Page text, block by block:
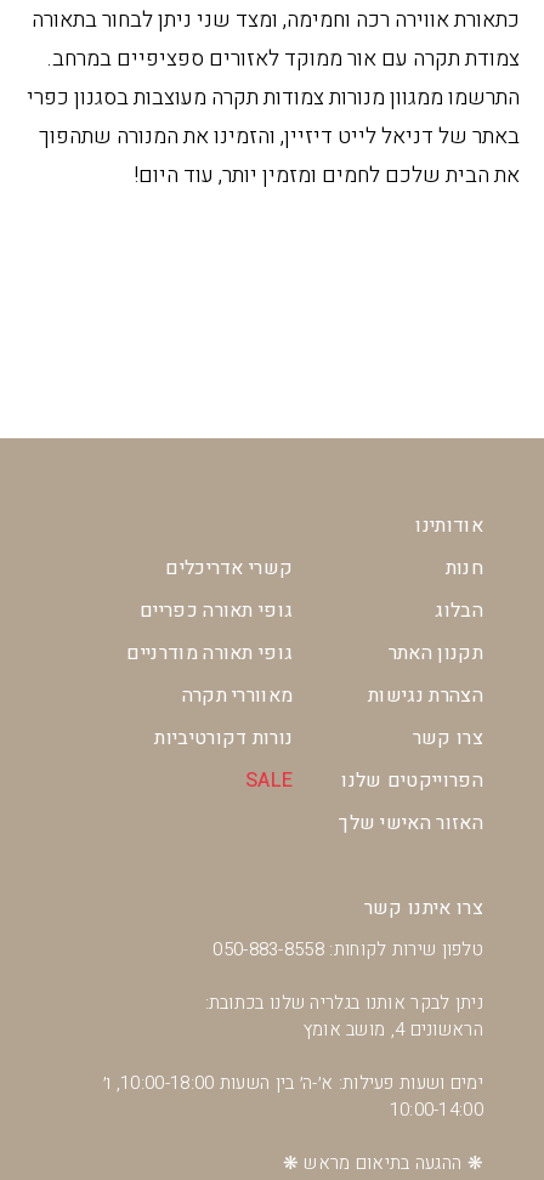
כתאורת אווירה רכה וחמימה, ומצד שני ניתן לבחור בתאורה
צמודת תקרה עם אור ממוקד לאזורים ספציפיים במרחב.
התרשמו ממגוון מנורות צמודות תקרה מעוצבות בסגנון כפרי
באתר של דניאל לייט דיזיין, והזמינו את המנורה שתהפוך
את הבית שלכם לחמים ומזמין יותר, עוד היום!
אודותינו
חנות
הבלוג
תקנון האתר
הצהרת נגישות
צרו קשר
הפרוייקטים שלנו
האזור האישי שלך
קשרי אדריכלים
גופי תאורה כפריים
גופי תאורה מודרניים
מאווררי תקרה
נורות דקורטיביות
SALE
צרו איתנו קשר
טלפון שירות לקוחות: 050-883-8558
ניתן לבקר אותנו בגלריה שלנו בכתובת:
הראשונים 4, מושב אומץ
ימים ושעות פעילות: א׳-ה׳ בין השעות 10:00-18:00, ו׳
10:00-14:00
❋ ההגעה בתיאום מראש ❋